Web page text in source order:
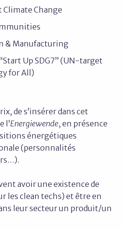
Climate Change
& Manufacturing
Up SDG7” (UN-target
for All)
de s’insérer dans cet
l’Energiewende, en présence
énergétiques
(personnalités
avoir une existence de
les clean techs) et être en
leur secteur un produit/un